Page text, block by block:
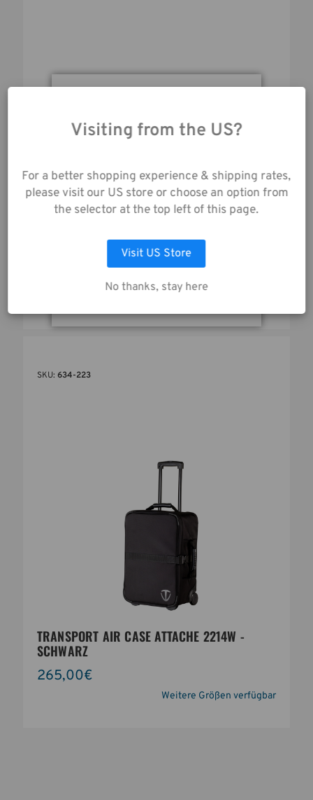
TENBA TRANSPORT AIR CASE ATTACHÉ 1914
SKU: 634-223
TRANSPORT AIR CASE ATTACHE 2214W -
SCHWARZ
265,00€
Weitere Größen verfügbar
unserer Website
stimmen Sie der
unserer
Datenschutzrichtlinie
zu.
AUSWAHL ANPASSEN
ALLE COOKIES AKZEPTIEREN
Visiting from the US?
For a better shopping experience & shipping rates,
please visit our US store or choose an option from
the selector at the top left of this page.
Visit US Store
No thanks, stay here